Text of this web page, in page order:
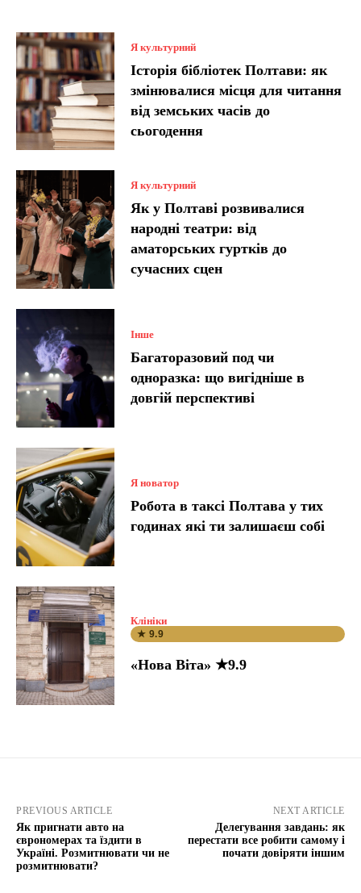
Я культурний
Історія бібліотек Полтави: як
змінювалися місця для читання
від земських часів до
сьогодення
Я культурний
Як у Полтаві розвивалися
народні театри: від
аматорських гуртків до
сучасних сцен
Інше
Багаторазовий под чи
одноразка: що вигідніше в
довгій перспективі
Я новатор
Робота в таксі Полтава у тих
годинах які ти залишаєш собі
Клініки
★ 9.9
«Нова Віта» ★9.9
PREVIOUS ARTICLE
Як пригнати авто на
єврономерах та їздити в
Україні. Розмитнювати чи не
розмитнювати?
NEXT ARTICLE
Делегування завдань: як
перестати все робити самому і
почати довіряти іншим